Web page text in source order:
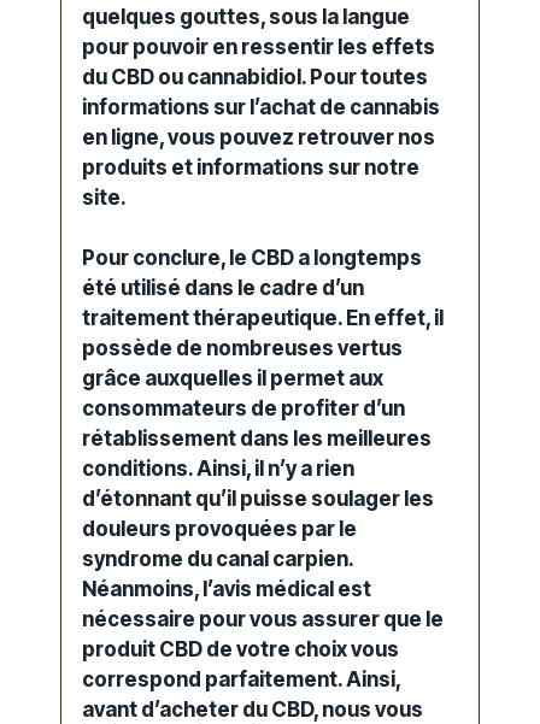
quelques gouttes, sous la langue
pour pouvoir en ressentir les effets
du CBD ou cannabidiol. Pour toutes
informations sur l’achat de cannabis
en ligne, vous pouvez retrouver nos
produits et informations sur notre
site.
Pour conclure, le CBD a longtemps
été utilisé dans le cadre d’un
traitement thérapeutique. En effet, il
possède de nombreuses vertus
grâce auxquelles il permet aux
consommateurs de profiter d’un
rétablissement dans les meilleures
conditions. Ainsi, il n’y a rien
d’étonnant qu’il puisse soulager les
douleurs provoquées par le
syndrome du canal carpien.
Néanmoins, l’avis médical est
nécessaire pour vous assurer que le
produit CBD de votre choix vous
correspond parfaitement. Ainsi,
avant d’acheter du CBD, nous vous